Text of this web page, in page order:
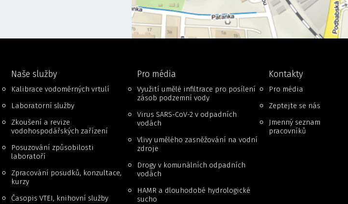
Naše služby
Kalibrace vodoměrných vrtulí
Laboratorní služby
Zkoušení a revize
vodohospodářských zařízení
Posuzování způsobilosti
laboratoří
Zpracování posudků, konzultace,
kurzy
Časopis VTEI, knihovní služby
Pro média
Využití umělé infiltrace pro posílení
zásob podzemní vody
Virus SARS-CoV-2 v odpadních
vodách
Vlivy umělého zasněžování na vodní
zdroje
Drogy v komunálních odpadních
vodách
HAMR a dlouhodobé hydrologické
sucho
Kontakty
Pro média
Zeptejte se nás
Jmenný seznam
pracovníků